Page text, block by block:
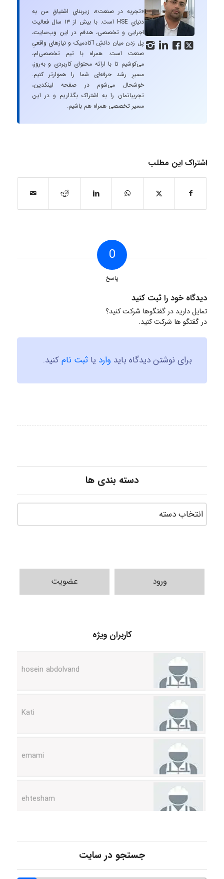
   
«تجربه در صنعت»، زیربنایِ اشتیاقِ من به
دنیایِ HSE است. با بیش از ۱۳ سال فعالیت
اجرایی و تخصصی، هدفم در این وب‌سایت،
پل زدن میان دانشِ آکادمیک و نیازهای واقعیِ
صنعت است. همراه با تیم تخصصی‌ام،
می‌کوشیم تا با ارائه محتوای کاربردی و به‌روز،
مسیرِ رشد حرفه‌ای شما را هموارتر کنیم.
خوشحال می‌شوم در صفحه لینکدین،
تجربیاتمان را به اشتراک بگذاریم و در این
مسیر تخصصی همراه هم باشیم.
اشتراک این مطلب
0
پاسخ
دیدگاه خود را ثبت کنید
تمایل دارید در گفتگوها شرکت کنید؟
در گفتگو ها شرکت کنید.
برای نوشتن دیدگاه باید وارد یا ثبت نامکنید.
دسته بندی ها
ورود عضویت
کاربران ویژه
جستجو در سایت